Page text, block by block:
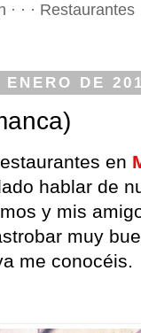
· · ·
DE
en
hablar de
y mis
muy
me conocéis.